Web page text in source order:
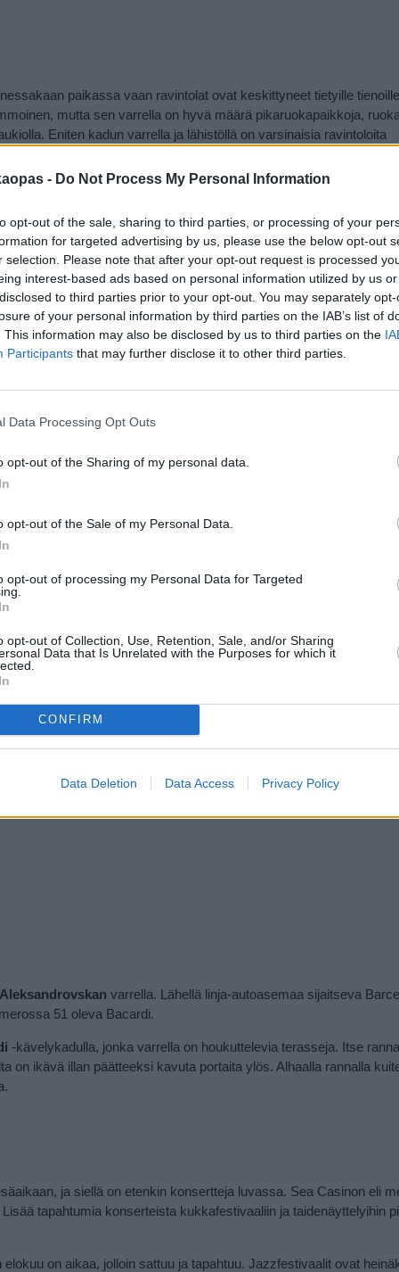
- Do Not Process My Personal Information
opt-out of the sale, sharing to third parties, or processing of your
for targeted advertising by us, please use the below opt-out
selection. Please note that after your opt-out request is processed
interest-based ads based on personal information utilized by us
to third parties prior to your opt-out. You may separately
of your personal information by third parties on the IAB’s list of
This information may also be disclosed by us to third parties on the
Participants that may further disclose it to other third parties.
Data Processing Opt Outs
opt-out of the Sharing of my personal data.
opt-out of the Sale of my Personal Data.
opt-out of processing my Personal Data for Targeted
opt-out of Collection, Use, Retention, Sale, and/or Sharing
Data that Is Unrelated with the Purposes for which it
CONFIRM
Data Deletion Data Access Privacy Policy
paikassa vaan ravintolat ovat keskittyneet tietyille
mutta sen varrella on hyvä määrä pikaruokapaikkoja,
Eniten kadun varrella ja lähistöllä on varsinaisia ravintoloita
ravintoloita. Tasokas ravintola on kävelykadun varrella oleva
innostuneen vastaanoton. Hotel Bulgarian alakerrassa on yksi
rannalle johtavaAleko Bogoridi on toinen pääkävelykatu,
ravintoloita. Jos mielii normaalia pidetympään ravintolaan,
lähellä Happyä olevaanRose-ravintolaan (Aleko Bogoridi 19).
ja jopa juhlava ravintola, jossa on hyvin tarjolla sellaisia
ja ankkaa, mutta myös merenelävillä höystettyä risottoa ja
tuntumassa eikä halua kävellä turhan pitkälle, onZlatna Kotvaeli
64 hyvä ravintola maistella grillikaloja ja muita paikallisia
kalat ovat yleisiä eikä niissä ole ruotoja, ja jos haluaa pihvimäisen
hinnoissa, ja kalaruokia voi syödä myös pasta-annosten ja
täälläpäin erinomaisia, ja myös paikallisesti kasvaneet hedelmät,
luonnontuotteet ovat vertaansa vailla.
esittelee muutamanravintolan.
juhlimaan, on alle tunnin matkan päässä sijaitseva Sunny Beach
yökerhoja, mutta se ei välttämättä ole yöelämältään niin hyvä
ilmoituksen jälkeen
Aleksandrovskan varrella. Lähellä linja-autoasemaa sijaitseva
51 oleva Bacardi.
-kävelykadulla, jonka varrella on houkuttelevia terasseja. Itse
on ikävä illan päätteeksi kavuta portaita ylös. Alhaalla rannalla
ja siellä on etenkin konsertteja luvassa. Sea Casinon eli
tapahtumia konserteista kukkafestivaaliin ja taidenäyttelyihin
on aikaa, jolloin sattuu ja tapahtuu. Jazzfestivaalit ovat